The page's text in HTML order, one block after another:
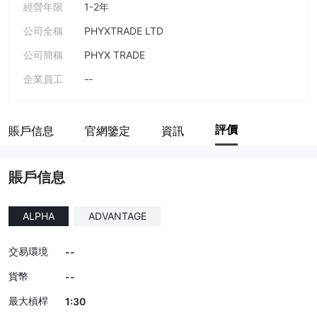
經營年限
1-2年
公司全稱
PHYXTRADE LTD
公司簡稱
PHYX TRADE
企業員工
--
賬戶信息 官網鑒定 資訊 評價
賬戶信息
ALPHA ADVANTAGE
交易環境
--
貨幣
--
最大槓桿
1:30